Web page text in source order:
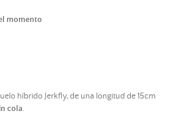
momento
híbrido Jerkfly, de una longitud de 15cm
cola.